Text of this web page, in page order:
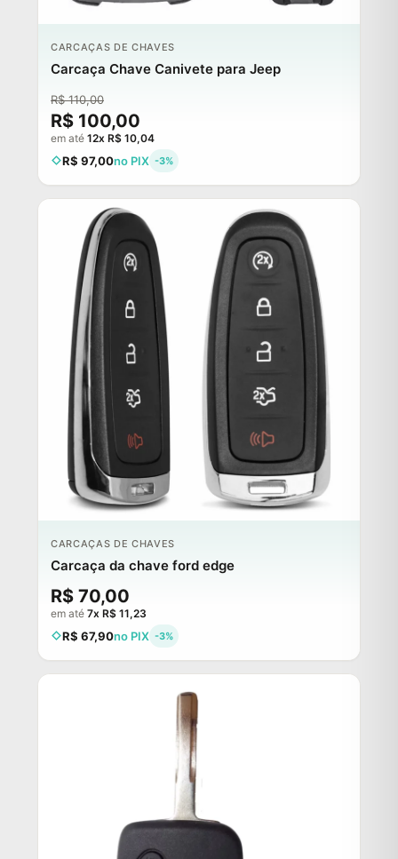
CARCAÇAS DE CHAVES
Carcaça Chave Canivete para Jeep
R$ 110,00
R$ 100,00
em até 12x R$ 10,04
R$ 97,00no PIX -3%
CARCAÇAS DE CHAVES
Carcaça da chave ford edge
R$ 70,00
em até 7x R$ 11,23
R$ 67,90no PIX -3%